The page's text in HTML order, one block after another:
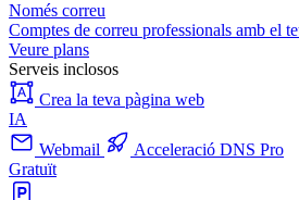
Només correu
Comptes de correu professionals amb el
Veure plans
Serveis inclosos
Crea la teva pàgina web
IA
Webmail
Acceleració DNS Pro
Gratuït